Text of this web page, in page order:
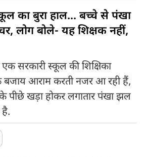
का बुरा हाल... बच्चे से पंखा
लोग बोले- यह शिक्षक नहीं,
सरकारी स्कूल की शिक्षिका
आराम करती नजर आ रही हैं,
पीछे खड़ा होकर लगातार पंखा झल